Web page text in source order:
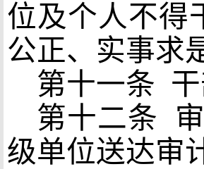
位及个人不得
公正、实事求
第十一条
第十二条
级单位送达审